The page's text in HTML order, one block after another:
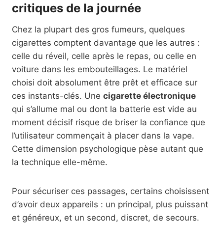
critiques de la journée
Chez la plupart des gros fumeurs, quelques
cigarettes comptent davantage que les autres :
celle du réveil, celle après le repas, ou celle en
voiture dans les embouteillages. Le matériel
choisi doit absolument être prêt et efficace sur
ces instants-clés. Une cigarette électronique
qui s’allume mal ou dont la batterie est vide au
moment décisif risque de briser la confiance que
l’utilisateur commençait à placer dans la vape.
Cette dimension psychologique pèse autant que
la technique elle-même.
Pour sécuriser ces passages, certains choisissent
d’avoir deux appareils : un principal, plus puissant
et généreux, et un second, discret, de secours.